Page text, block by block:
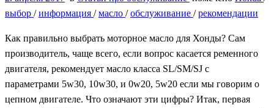
выбор /информация /масло /обслуживание /рекомендации
Как правильно выбрать моторное масло для Хонды? Сам
производитель, чаще всего, если вопрос касается ременного
двигателя, рекомендует масло класса SL/SM/SJ с
параметрами 5w30, 10w30, и 0w20, 5w20 если мы говорим о
цепном двигателе. Что означают эти цифры? Итак, первая